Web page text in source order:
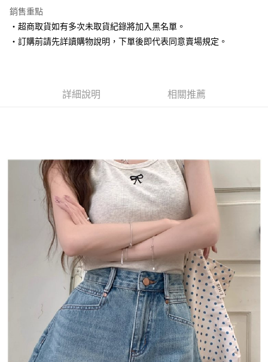
Apple Pay
街口支付
便利好安心！
１．簡單：不需註冊會員、不需綁卡、不需儲值。
２．便利：只要手機號碼，簡訊認證，即可結帳。
３．安心：先確認商品／服務後，再付款。
【「AFTEE先享後付」結帳流程】
１．於結帳方式選擇「AFTEE先享後付」後，將跳轉至「AFTEE先享後付」
結帳頁面，進行簡訊認證並確認金額後，即可完成結帳。
２．訂單成立數日內，您將收到繳費通知簡訊。
３．收到繳費通知簡訊後14天內，點擊此簡訊中的連結，可透過四大超商／
ATM／網路銀行／等多元方式進行付款，方視為交易完成。
※ 請注意：結帳手續完成當下不需立刻繳費，但若您需要取消訂單，請聯絡
購買商品的店家。未經商家同意取消之訂單仍視為有效，需透過AFTEE先享
後付繳納相關費用。
※ 交易是否成功請以「AFTEE先享後付 」之結帳頁面顯示為準，若有關於
是否繳費成功／繳費後需取消欲退款等相關疑問，請聯繫「AFTEE先享後付
客戶支援中心」https://netprotections.freshdesk.com/support/home
【注意事項】
運送方式
全家取貨付款
每筆NT$80，滿NT$1,500(含以上)免運費
付款後全家取貨
每筆NT$80，滿NT$1,500(含以上)免運費
萊爾富取貨付款
每筆NT$80，滿NT$1,500(含以上)免運費
付款後萊爾富取貨
每筆NT$80，滿NT$1,500(含以上)免運費
離島取貨加價40
銷售重點
‧超商取貨如有多次未取貨紀錄將加入黑名單。
‧訂購前請先詳讀購物說明，下單後即代表同意賣場規定。
詳細說明 相關推薦